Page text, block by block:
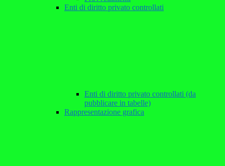
Enti di diritto privato controllati
Enti di diritto privato controllati (da
pubblicare in tabelle)
Rappresentazione grafica